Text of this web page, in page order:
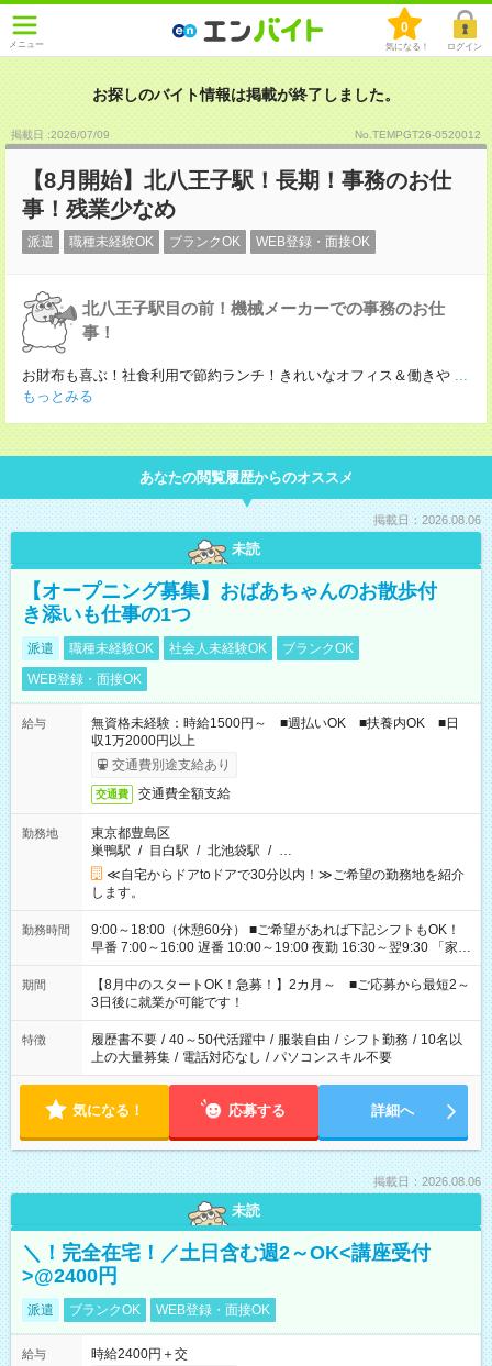
メニュー
0
気になる！ ログイン
お探しのバイト情報は掲載が終了しました。
掲載日 :2026/07/09 No.TEMPGT26-0520012
【8月開始】北八王子駅！長期！事務のお仕
事！残業少なめ
派遣 職種未経験OK ブランクOK WEB登録・面接OK
北八王子駅目の前！機械メーカーでの事務のお仕
事！
お財布も喜ぶ！社食利用で節約ランチ！きれいなオフィス＆働きや ...
もっとみる
あなたの閲覧履歴からのオススメ
掲載日：2026.08.06
未読
【オープニング募集】おばあちゃんのお散歩付
き添いも仕事の1つ
派遣 職種未経験OK 社会人未経験OK
ブランクOK
WEB登録・面接OK
給与
無資格未経験：時給1500円～ ■週払いOK ■扶養内OK ■日
収1万2000円以上
交通費別途支給あり
交通費 交通費全額支給
勤務地
東京都豊島区
巣鴨駅 / 目白駅 / 北池袋駅 / …
≪自宅からドアtoドアで30分以内！≫ご希望の勤務地を紹介
します。
勤務時間
9:00～18:00（休憩60分） ■ご希望があれば下記シフトもOK！
早番 7:00～16:00 遅番 10:00～19:00 夜勤 16:30～翌9:30 「家族
と休みを合わせたい」 「余裕を持って夕飯の準備がしたい」
「できれば残業はしたくない」 など、ご希望を教えてください
ね。 ※Wワーク希望の方へ 今ご覧のお仕事で希望する勤務時間
と、もう1つのお仕事の勤務時間。 合計で週40時間を超える場
合は応募できません。
期間
【8月中のスタートOK！急募！】2カ月～ ■ご応募から最短2～
3日後に就業が可能です！
特徴 履歴書不要 / 40～50代活躍中 / 服装自由 / シフト勤務 / 10名以
上の大量募集 / 電話対応なし / パソコンスキル不要
気になる！ 応募する 詳細へ
掲載日：2026.08.06
未読
＼！完全在宅！／土日含む週2～OK<講座受付
>@2400円
派遣 ブランクOK WEB登録・面接OK
給与
時給2400円＋交